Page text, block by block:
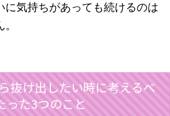
に気持ちがあっても続けるのは
抜け出したい時に考えるべ
った3つのこと